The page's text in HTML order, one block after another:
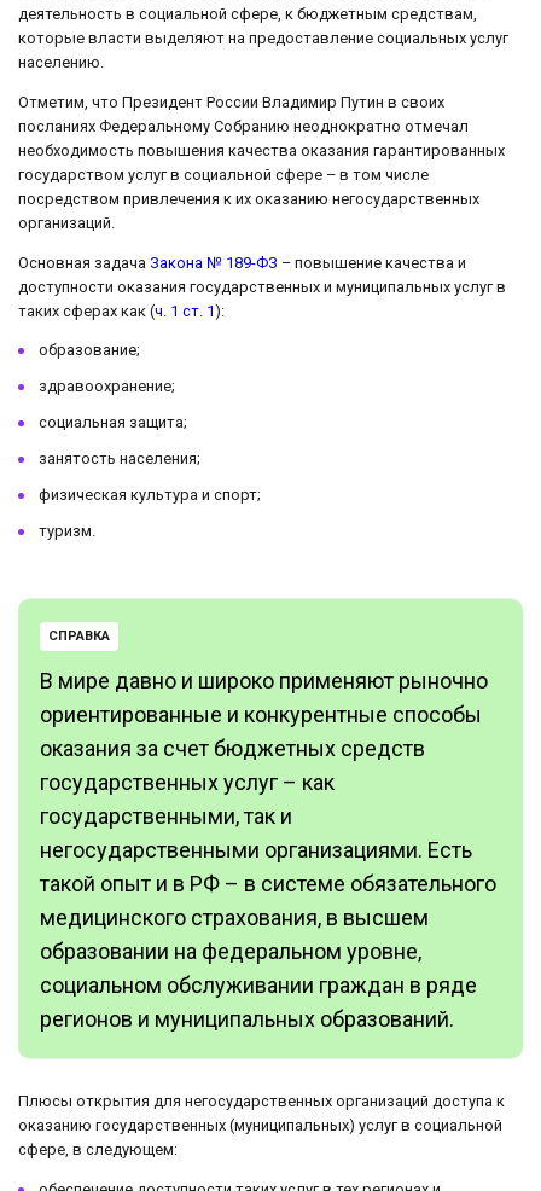
деятельность в социальной сфере, к бюджетным средствам,
которые власти выделяют на предоставление социальных услуг
населению.
Отметим, что Президент России Владимир Путин в своих
посланиях Федеральному Собранию неоднократно отмечал
необходимость повышения качества оказания гарантированных
государством услуг в социальной сфере – в том числе
посредством привлечения к их оказанию негосударственных
организаций.
Основная задача Закона № 189-ФЗ – повышение качества и
доступности оказания государственных и муниципальных услуг в
таких сферах как (ч. 1 ст. 1):
образование;
здравоохранение;
социальная защита;
занятость населения;
физическая культура и спорт;
туризм.
СПРАВКА
В мире давно и широко применяют рыночно
ориентированные и конкурентные способы
оказания за счет бюджетных средств
государственных услуг – как
государственными, так и
негосударственными организациями. Есть
такой опыт и в РФ – в системе обязательного
медицинского страхования, в высшем
образовании на федеральном уровне,
социальном обслуживании граждан в ряде
регионов и муниципальных образований.
Плюсы открытия для негосударственных организаций доступа к
оказанию государственных (муниципальных) услуг в социальной
сфере, в следующем: